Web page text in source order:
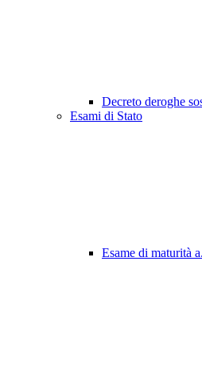
Decreto deroghe
Esami di Stato
Esame di maturità